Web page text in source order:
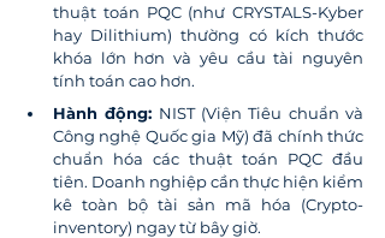
thuật toán PQC (như CRYSTALS-Kyber
hay Dilithium) thường có kích thước
khóa lớn hơn và yêu cầu tài nguyên
tính toán cao hơn.
Hành động: NIST (Viện Tiêu chuẩn và
Công nghệ Quốc gia Mỹ) đã chính thức
chuẩn hóa các thuật toán PQC đầu
tiên. Doanh nghiệp cần thực hiện kiểm
kê toàn bộ tài sản mã hóa (Crypto-
inventory) ngay từ bây giờ.